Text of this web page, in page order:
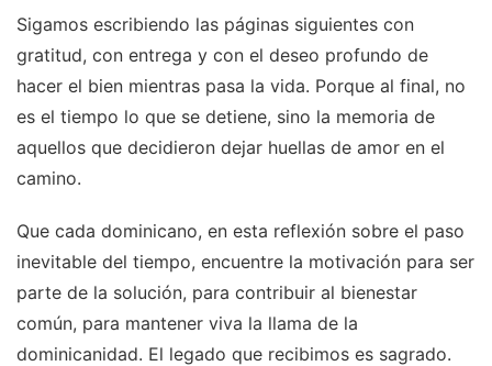
Sigamos escribiendo las páginas siguientes con
gratitud, con entrega y con el deseo profundo de
hacer el bien mientras pasa la vida. Porque al final, no
es el tiempo lo que se detiene, sino la memoria de
aquellos que decidieron dejar huellas de amor en el
camino.
Que cada dominicano, en esta reflexión sobre el paso
inevitable del tiempo, encuentre la motivación para ser
parte de la solución, para contribuir al bienestar
común, para mantener viva la llama de la
dominicanidad. El legado que recibimos es sagrado.